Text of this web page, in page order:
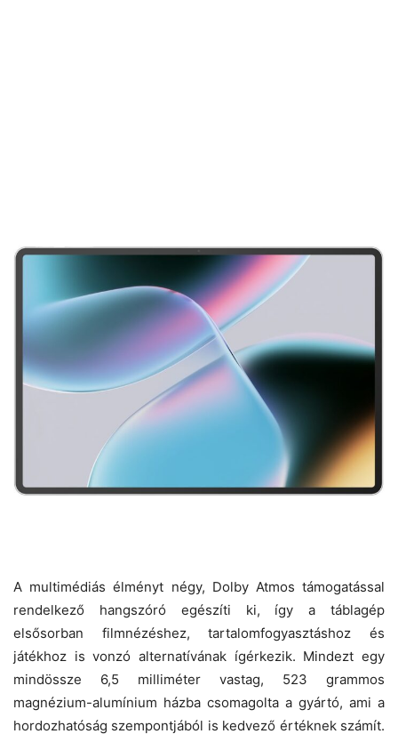
A multimédiás élményt négy, Dolby Atmos támogatással
rendelkező hangszóró egészíti ki, így a táblagép
elsősorban filmnézéshez, tartalomfogyasztáshoz és
játékhoz is vonzó alternatívának ígérkezik. Mindezt egy
mindössze 6,5 milliméter vastag, 523 grammos
magnézium-alumínium házba csomagolta a gyártó, ami a
hordozhatóság szempontjából is kedvező értéknek számít.